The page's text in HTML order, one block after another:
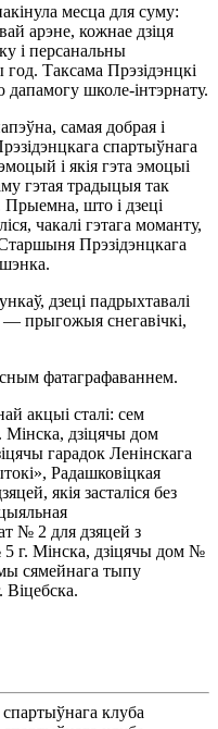
месца для суму:
арэне, кожнае дзіця
і персанальны
Таксама Прэзідэнцкі
школе-інтэрнату.
самая добрая і
спартыўнага
і якія гэта эмоцыі
гэтая традыцыя так
Прыемна, што і дзеці
чакалі гэтага моманту,
Прэзідэнцкага
дзеці падрыхтавалі
— прыгожыя снегавічкі,
фатаграфаваннем.
акцыі сталі: сем
Мінска, дзіцячы дом
гарадок Ленінскага
Радашковіцкая
якія засталіся без
№ 2 для дзяцей з
г. Мінска, дзіцячы дом №
сямейнага тыпу
Віцебска.